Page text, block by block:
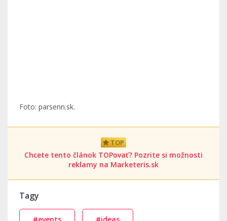
Foto: parsenn.sk.
TOP
Chcete tento článok TOPovať? Pozrite si možnosti
reklamy na Marketeris.sk
Tagy